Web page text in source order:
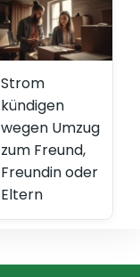
Strom
kündigen
wegen Umzug
zum Freund,
Freundin oder
Eltern